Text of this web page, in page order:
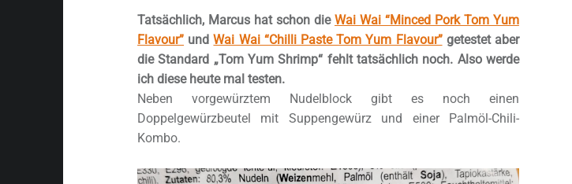
Tatsächlich, Marcus hat schon die Wai Wai “Minced Pork Tom Yum
Flavour” undWai Wai “Chilli Paste Tom Yum Flavour”getestet aber
die Standard „Tom Yum Shrimp“ fehlt tatsächlich noch. Also werde
ich diese heute mal testen.
Neben vorgewürztem Nudelblock gibt es noch einen
Doppelgewürzbeutel mit Suppengewürz und einer Palmöl-Chili-
Kombo.